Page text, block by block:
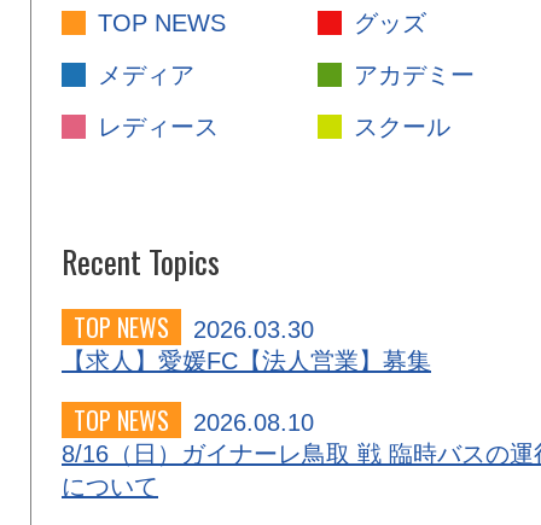
TOP NEWS
グッズ
メディア
アカデミー
レディース
スクール
Recent Topics
TOP NEWS
2026.03.30
【求人】愛媛FC【法人営業】募集
TOP NEWS
2026.08.10
8/16（日）ガイナーレ鳥取 戦 臨時バスの運
について